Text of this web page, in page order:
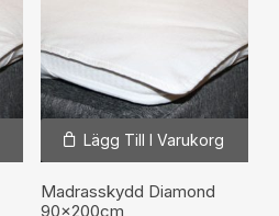
Lägg Till I Varukorg
Madrasskydd Diamond
90x200cm